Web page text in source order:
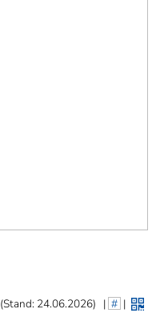
(Stand: 24.06.2026) | # |